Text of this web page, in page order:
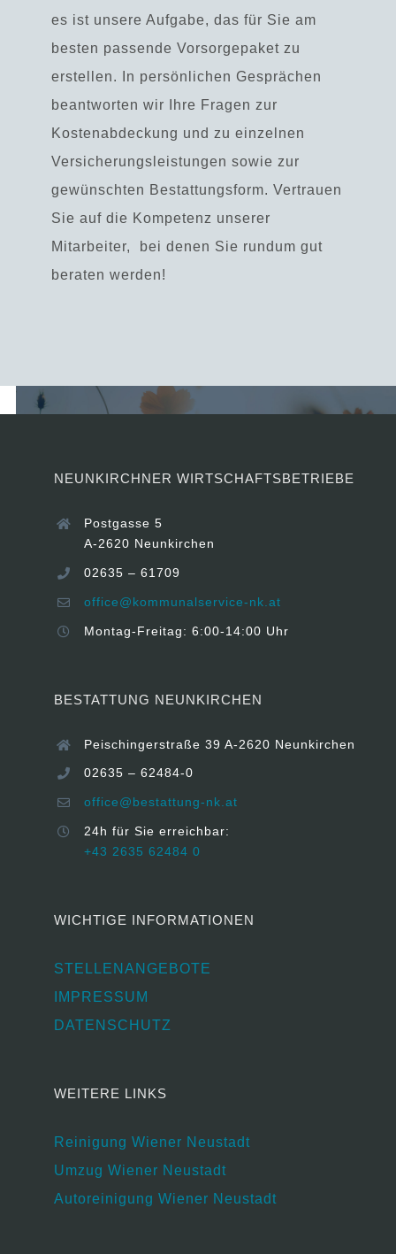
es ist unsere Aufgabe, das für Sie am
besten passende Vorsorgepaket zu
erstellen.
In persönlichen Gesprächen
beantworten wir Ihre Fragen zur
Kostenabdeckung und zu einzelnen
Versicherungsleistungen sowie zur
gewünschten Bestattungsform. Vertrauen
Sie auf die Kompetenz unserer
Mitarbeiter,
bei denen Sie rundum gut
beraten werden!
NEUNKIRCHNER WIRTSCHAFTSBETRIEBE
Postgasse 5
A-2620 Neunkirchen
02635 – 61709
office@kommunalservice-nk.at
Montag-Freitag: 6:00-14:00 Uhr
BESTATTUNG NEUNKIRCHEN
Peischingerstraße 39 A-2620 Neunkirchen
02635 – 62484-0
office@bestattung-nk.at
24h für Sie erreichbar:
+43 2635 62484 0
WICHTIGE INFORMATIONEN
STELLENANGEBOTE
IMPRESSUM
DATENSCHUTZ
WEITERE LINKS
Reinigung Wiener Neustadt
Umzug Wiener Neustadt
Autoreinigung Wiener Neustadt